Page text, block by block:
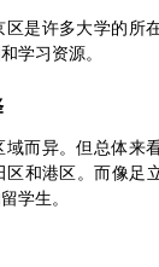
区是许多大学的所
学习资源。
而异。但总体来
和港区。而像足
学生。